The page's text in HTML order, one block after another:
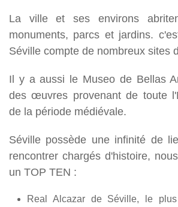
La ville et ses environs
monuments, parcs et jardins.
Séville compte de nombreux sites
Il y a aussi le Museo de Bellas
des œuvres provenant de toute
de la période médiévale.
Séville possède une infinité de
rencontrer chargés d'histoire,
un TOP TEN :
Real Alcazar de Séville, le